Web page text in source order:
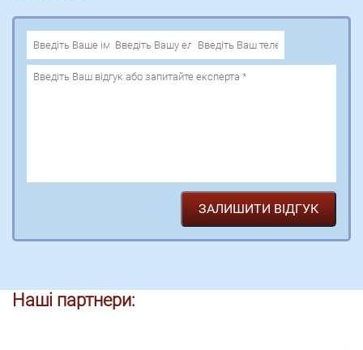
Наші партнери: